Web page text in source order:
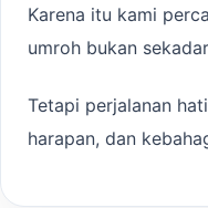
Karena itu kami
umroh bukan
Tetapi perjalanan
harapan, dan